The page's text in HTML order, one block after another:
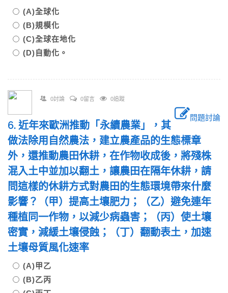
(A)全球化
(B)規模化
(C)全球在地化
(D)自動化。
0討論 0留言 0追蹤
問題討論
6. 近年來歐洲推動「永續農業」，其
做法除用自然農法，建立農產品的生態標章
外，還推動農田休耕，在作物收成後，將殘株
混入土中並加以翻土，讓農田在隔年休耕，請
問這樣的休耕方式對農田的生態環境帶來什麼
影響？（甲）提高土壤肥力；（乙）避免連年
種植同一作物，以減少病蟲害；（丙）使土壤
密實，減緩土壤侵蝕；（丁）翻動表土，加速
土壤母質風化速率
(A)甲乙
(B)乙丙